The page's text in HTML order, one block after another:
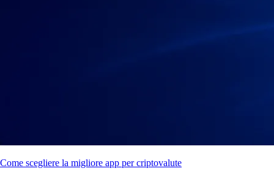
Come scegliere la migliore app per criptovalute